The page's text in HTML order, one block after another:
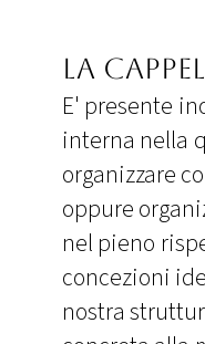
La
E' presente
interna nella
organizzare
oppure
nel pieno
concezioni
nostra